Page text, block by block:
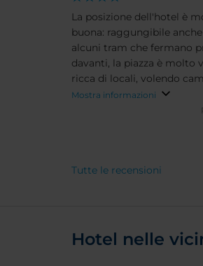
La posizione dell'hotel è
buona: raggungibile
alcuni tram che fermano
davanti, la piazza è molto
ricca di locali, volendo
in 20 minuti circa si
quasi tutti i maggiori
fossimo arrivate prima del
era grande, dotata di tutti i
(acqua, caffè, tè, tisane) e
Mostra informazioni
Tutte le recensioni
Hotel nelle